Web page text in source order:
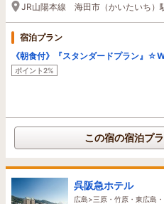
JR山陽本線 海田市（かいたいち）
宿泊プラン
《朝食付》『スタンダードプラン』
ポイント2%
この宿の宿泊プ
呉阪急ホテル
広島>三原・竹原・東広島